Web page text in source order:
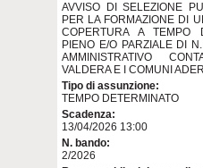
AVVISO DI SELEZIONE
PER LA FORMAZIONE DI
COPERTURA A TEMPO
PIENO E/O PARZIALE DI
AMMINISTRATIVO
VALDERA E I COMUNI
Tipo di assunzione:
TEMPO DETERMINATO
Scadenza:
13/04/2026 13:00
N. bando:
2/2026